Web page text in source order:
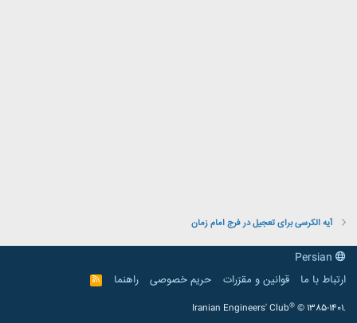
آیه الکرسی برای تعجیل در فرج امام زمان
ارتباط با ما
قوانین و مقرّرات حریم خصوصی راهنما
R
S
Iranian Engineers' Club® © 1385-1401.